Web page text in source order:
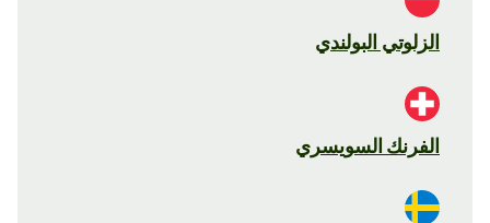
الزلوتي البولندي
الفرنك السويسري